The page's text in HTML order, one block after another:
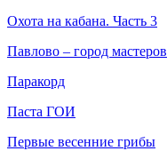
Охота на кабана. Часть 3
Павлово – город мастеров
Паракорд
Паста ГОИ
Первые весенние грибы